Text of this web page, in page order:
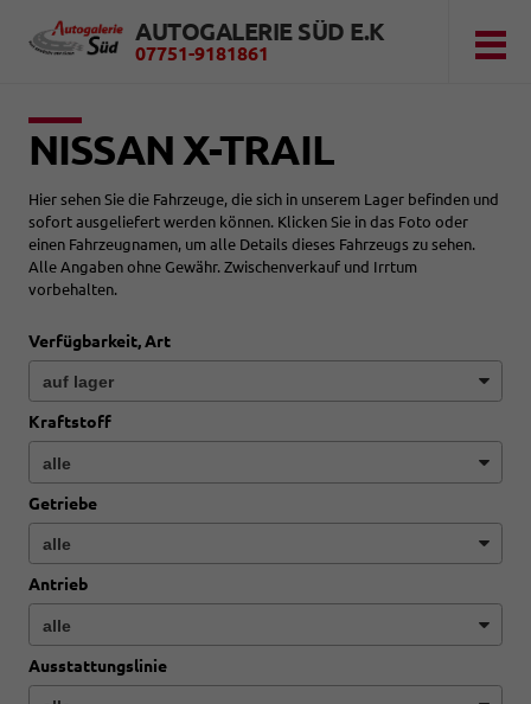
AUTOGALERIE SÜD E.K
07751-9181861
NISSAN X-TRAIL
Hier sehen Sie die Fahrzeuge, die sich in unserem Lager befinden und
sofort ausgeliefert werden können. Klicken Sie in das Foto oder
einen Fahrzeugnamen, um alle Details dieses Fahrzeugs zu sehen.
Alle Angaben ohne Gewähr. Zwischenverkauf und Irrtum
vorbehalten.
Verfügbarkeit, Art
Kraftstoff
Getriebe
Antrieb
Ausstattungslinie